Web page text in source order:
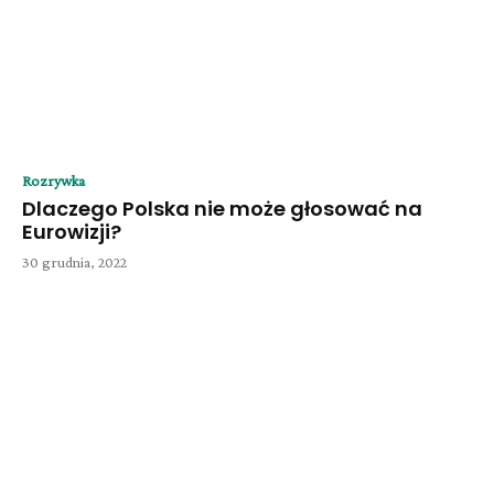
Rozrywka
Dlaczego Polska nie może głosować na
Eurowizji?
30 grudnia, 2022